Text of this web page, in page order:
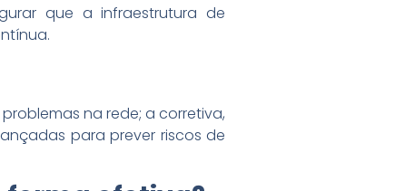
que a infraestrutura de
na rede; a corretiva,
para prever riscos de